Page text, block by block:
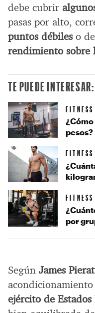
debe cubrir
pasas por alto,
puntos débileso de
rendimiento sobre
Según James
ejército de
TE PUEDE INTERESAR:
FITNESS
pesos?
FITNESS
FITNESS
por